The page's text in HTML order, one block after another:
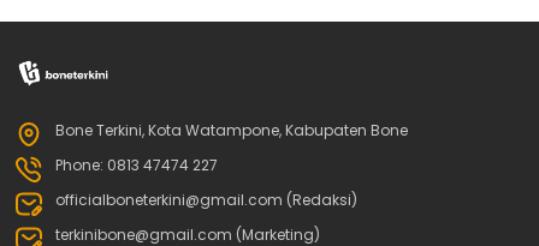
Bone Terkini, Kota Watampone, Kabupaten Bone
Phone: 0813 47474 227
officialboneterkini@gmail.com (Redaksi)
terkinibone@gmail.com (Marketing)